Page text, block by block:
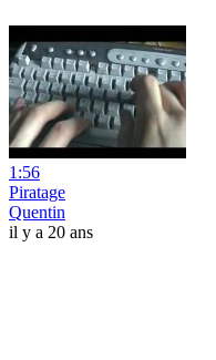
1:56
Piratage
Quentin
il y a 20 ans